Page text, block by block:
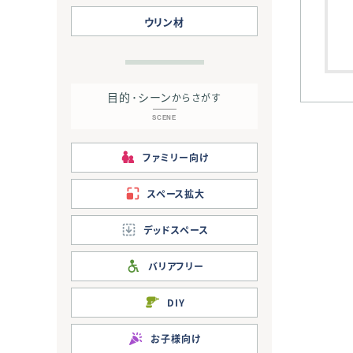
ウリン材
目的･シーンからさがす
SCENE
ファミリー向け
スペース拡大
デッドスペース
バリアフリー
DIY
お子様向け